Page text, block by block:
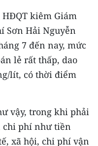
kiêm Giám
Sơn Hải Nguyễn
7 đến nay, mức
lẻ rất thấp, dao
lít, có thời điểm
vậy, trong khi phải
chi phí như tiền
xã hội, chi phí vận